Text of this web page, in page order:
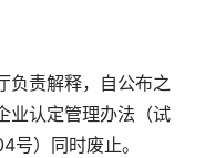
负责解释，自公布之
业认定管理办法（试
）同时废止。